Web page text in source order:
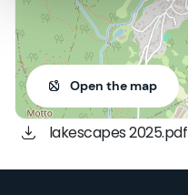
Open the map
lakescapes 2025.pdf